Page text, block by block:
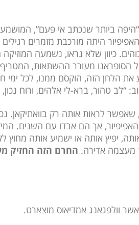
ביותר שנכתב אי פעם”,
היתה מורכבת מזמרים רגילים
כיוון שלא נראו, נשמעה המוזיקה
הסופראנו מעורר ההשתאות,
הלחן הזה, הוקסם ממנו, לכל ימי
“לב טהור, ברא-לי אלהים, ורוח
לראות אותה רק בוואתיקאן.
אך הם אבדו עם השנים.
אותה, יפיץ אותה או ישמיע אותה מחוץ
מעצמה אדירה. החרם הזה החזיק
וולפגאנג אמדיאוס מוצארט.